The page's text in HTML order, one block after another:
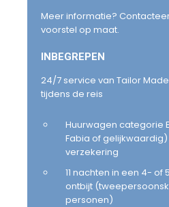
Meer informatie?
voorstel op maat.
INBEGREPEN
24/7 service van Tailor
tijdens de reis
Huurwagen categorie
Fabia of gelijkwaardig)
verzekering
11 nachten in een 4-
ontbijt
personen)